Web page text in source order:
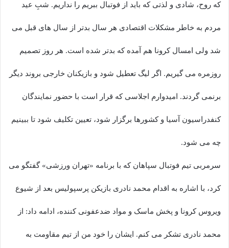
که روح، شادی و لذتی که باید از فوتبال ببریم را نداریم. شبِ عید
مردم به خاطر مشکلات اقتصادی هر سال بدتر از سال های قبل می
شد ولی امسال کرونا هم آمده که بدتر شده است. هر روز تصمیم
روزمره می گیریم. اگر لیگ تعطیل شود و بازیکنان خارجی بروند دیگر
برنمی گردند. امیدوارم اجلاسی که قرار است با حضور نمایندگان
کنفدراسیون آسیا و کشورها برگزار شود، تعیین تکلیف شود تا ببینیم
چه می شود.
سرمربی تیم فوتبال سپاهان که با برنامه «تهران ورزشی» گفتگو می
کرد، با اشاره به اقدام محمد نادری بازیکن پرسپولیس بعد از شیوع
ویروس کرونا و پخش ماسک و مواد ضدعفونی کننده، ادامه داد: از
محمد نادری تشکر می کنم. ایشان را خود من از تیم مقاومت به